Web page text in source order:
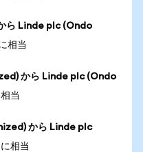
ら Linde plc (Ondo
相当
から Linde plc (Ondo
当
から Linde plc
相当